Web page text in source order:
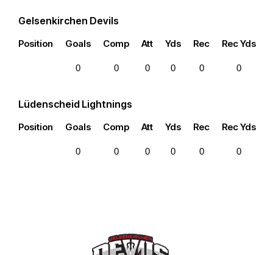
Gelsenkirchen Devils
Position Goals Comp Att Yds Rec Rec Yds
0 0 0 0 0 0
Lüdenscheid Lightnings
Position Goals Comp Att Yds Rec Rec Yds
0 0 0 0 0 0